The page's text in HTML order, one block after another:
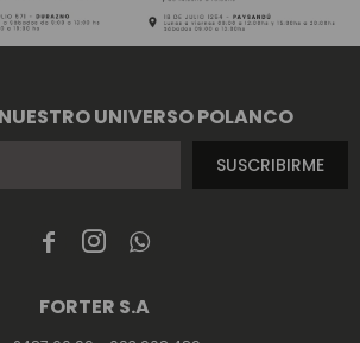
  
FORTER S.A
UNIVERSO POLANCO
SUSCRIBIRME